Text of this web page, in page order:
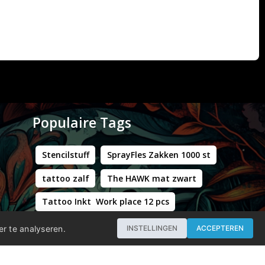
Populaire Tags
Stencilstuff SprayFles Zakken 1000 st
tattoo zalf The HAWK mat zwart
Tattoo Inkt Work place 12 pcs
Hustle Butter Deluxe Zakjes
Professional - Workstation Pro - Matt Black
te analyseren. INSTELLINGEN ACCEPTEREN